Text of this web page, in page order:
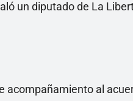
un diputado de La
acompañamiento al